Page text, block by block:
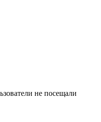
не посещали